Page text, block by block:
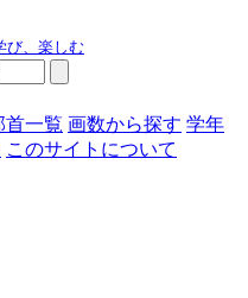
び、楽しむ
首一覧 画数から探す 学年
このサイトについて